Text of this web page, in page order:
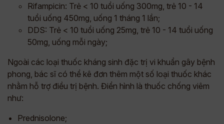
Rifampicin: Trẻ < 10 tuổi uống 300mg, trẻ 10 - 14
tuổi uống 450mg, uống 1 tháng 1 lần;
DDS: Trẻ < 10 tuổi uống 25mg, trẻ 10 - 14 tuổi uống
50mg, uống mỗi ngày;
Ngoài các loại thuốc kháng sinh đặc trị vi khuẩn gây bệnh
phong, bác sĩ có thể kê đơn thêm một số loại thuốc khác
nhằm hỗ trợ điều trị bệnh. Điển hình là thuốc chống viêm
như:
Prednisolone;